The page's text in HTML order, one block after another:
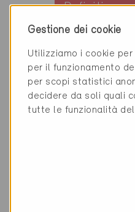
Definitivo
Bellikon 5454
Nuova
Abitazioni PF
AG-801-P
Gestione dei cookie
Utilizziamo i cookie
per il funzionamento
per scopi statistici
decidere da soli quali
tutte le funzionalità